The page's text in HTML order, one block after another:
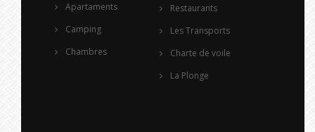
Apartaments
Camping
Chambres
Restaurants
Les Transports
Charte de voile
La Plonge